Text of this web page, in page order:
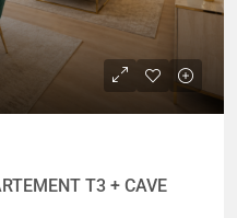
T3 + CAVE